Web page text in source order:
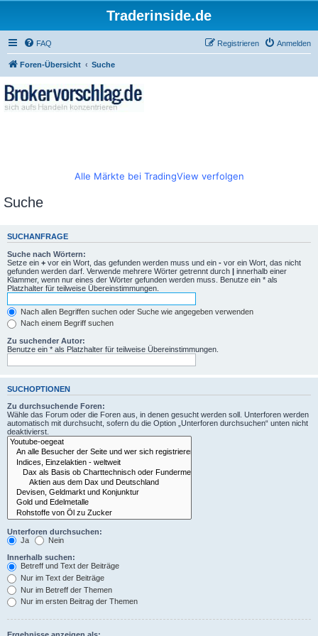
Traderinside.de
FAQ Anmelden
Registrieren
Foren-Übersicht Suche
Alle Märkte bei TradingView verfolgen
Suche
SUCHANFRAGE
Suche nach Wörtern:
Setze ein + vor ein Wort, das gefunden werden muss und ein - vor ein Wort, das nicht
gefunden werden darf. Verwende mehrere Wörter getrennt durch | innerhalb einer
Klammer, wenn nur eines der Wörter gefunden werden muss. Benutze ein * als
Platzhalter für teilweise Übereinstimmungen.
Nach allen Begriffen suchen oder Suche wie angegeben verwenden
Nach einem Begriff suchen
Zu suchender Autor:
Benutze ein * als Platzhalter für teilweise Übereinstimmungen.
SUCHOPTIONEN
Zu durchsuchende Foren:
Wähle das Forum oder die Foren aus, in denen gesucht werden soll. Unterforen werden
automatisch mit durchsucht, sofern du die Option „Unterforen durchsuchen“ unten nicht
deaktivierst.
Unterforen durchsuchen:
Ja
Nein
Innerhalb suchen:
Betreff und Text der Beiträge
Nur im Text der Beiträge
Nur im Betreff der Themen
Nur im ersten Beitrag der Themen